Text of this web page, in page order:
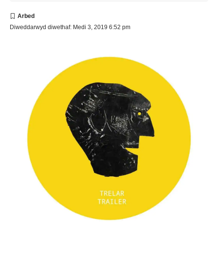
Diweddarwyd diwethaf: Medi 3, 2019 6:52 pm